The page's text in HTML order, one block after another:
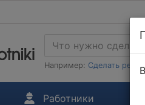
Например: Сделать
Работники